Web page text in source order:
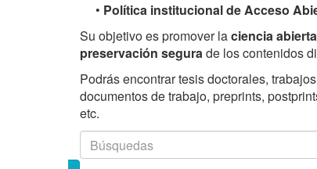
• Política institucional de Acceso
Su objetivo es promover laciencia abierta
preservación segurade los contenidos
Podrás encontrar tesis doctorales,
documentos de trabajo, preprints,
etc.